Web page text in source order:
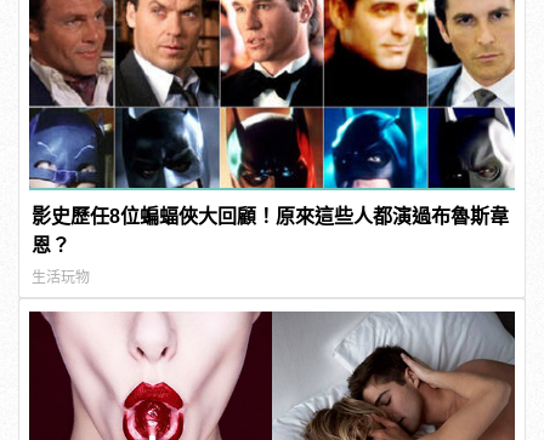
影史歷任8位蝙蝠俠大回顧！原來這些人都演過布魯斯韋
恩？
生活玩物